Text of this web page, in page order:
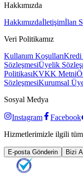
Hakkımızda
Hakkımızdaİletişimİlan
Veri Politikamız
Kullanım KoşullarıKredi
SözleşmesiÜyelik
PolitikasıKVKK Metni
SözleşmesiKurumsal
Sosyal Medya
Instagram Facebook
Hizmetlerimizle ilgili tüm
E-posta Gönderin Bizi